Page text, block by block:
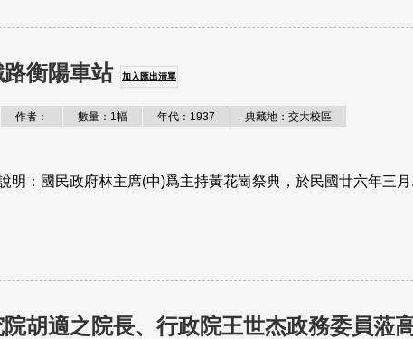
衡陽車站 加入匯出清單
作者： 數量：1幅 年代：1937 典藏地：交大校區
明：國民政府林主席(中)爲主持黃花崗祭典，於民國廿六年三月
胡適之院長、行政院王世杰政務委員蒞